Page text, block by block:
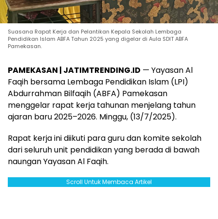
Suasana Rapat Kerja dan Pelantikan Kepala Sekolah Lembaga
Pendidikan Islam ABFA Tahun 2025 yang digelar di Aula SDIT ABFA
Pamekasan.
PAMEKASAN | JATIMTRENDING.ID — Yayasan Al
Faqih bersama Lembaga Pendidikan Islam (LPI)
Abdurrahman Bilfaqih (ABFA) Pamekasan
menggelar rapat kerja tahunan menjelang tahun
ajaran baru 2025–2026. Minggu, (13/7/2025).
Rapat kerja ini diikuti para guru dan komite sekolah
dari seluruh unit pendidikan yang berada di bawah
naungan Yayasan Al Faqih.
Scroll Untuk Membaca Artikel